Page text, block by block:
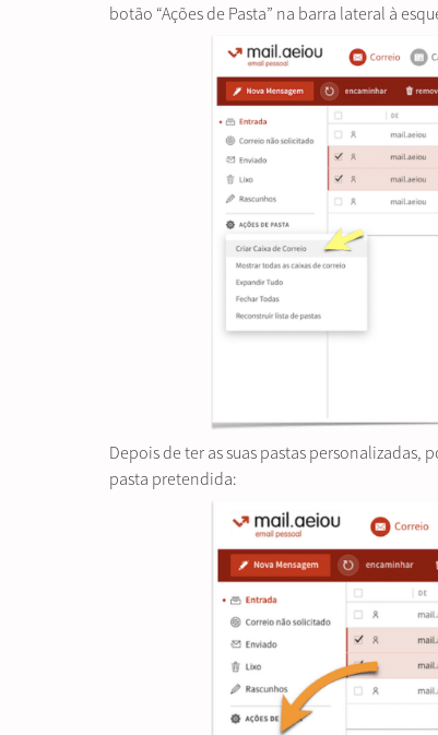
botão “Ações de Pasta” na barra lateral à
Depois de ter as suas pastas
pasta pretendida: